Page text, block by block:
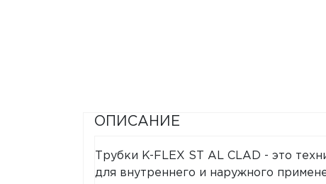
ОПИСАНИЕ
Трубки K-FLEX ST AL CLAD - это
для внутреннего и наружного